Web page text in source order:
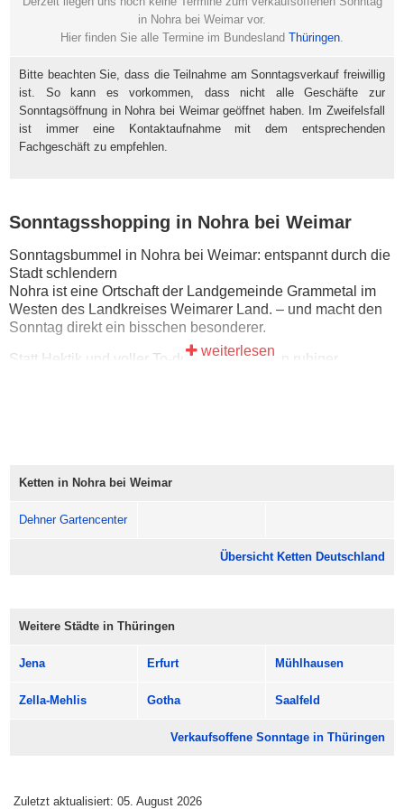
in Nohra bei Weimar vor.
Hier finden Sie alle Termine im Bundesland Thüringen.
Bitte beachten Sie, dass die Teilnahme am Sonntagsverkauf freiwillig
ist. So kann es vorkommen, dass nicht alle Geschäfte zur
Sonntagsöffnung in Nohra bei Weimar geöffnet haben. Im Zweifelsfall
ist immer eine Kontaktaufnahme mit dem entsprechenden
Fachgeschäft zu empfehlen.
Sonntagsshopping in Nohra bei Weimar
Sonntagsbummel in Nohra bei Weimar: entspannt durch die
Stadt schlendern
Nohra ist eine Ortschaft der Landgemeinde Grammetal im
Westen des Landkreises Weimarer Land. – und macht den
Sonntag direkt ein bisschen besonderer.
Statt Hektik und voller To-do-Liste wartet ein ruhiger
weiterlesen
Ketten in Nohra bei Weimar
Dehner Gartencenter
Übersicht Ketten Deutschland
Weitere Städte in Thüringen
Jena Erfurt Mühlhausen
Zella-Mehlis Gotha Saalfeld
Verkaufsoffene Sonntage in Thüringen
Zuletzt aktualisiert: 05. August 2026